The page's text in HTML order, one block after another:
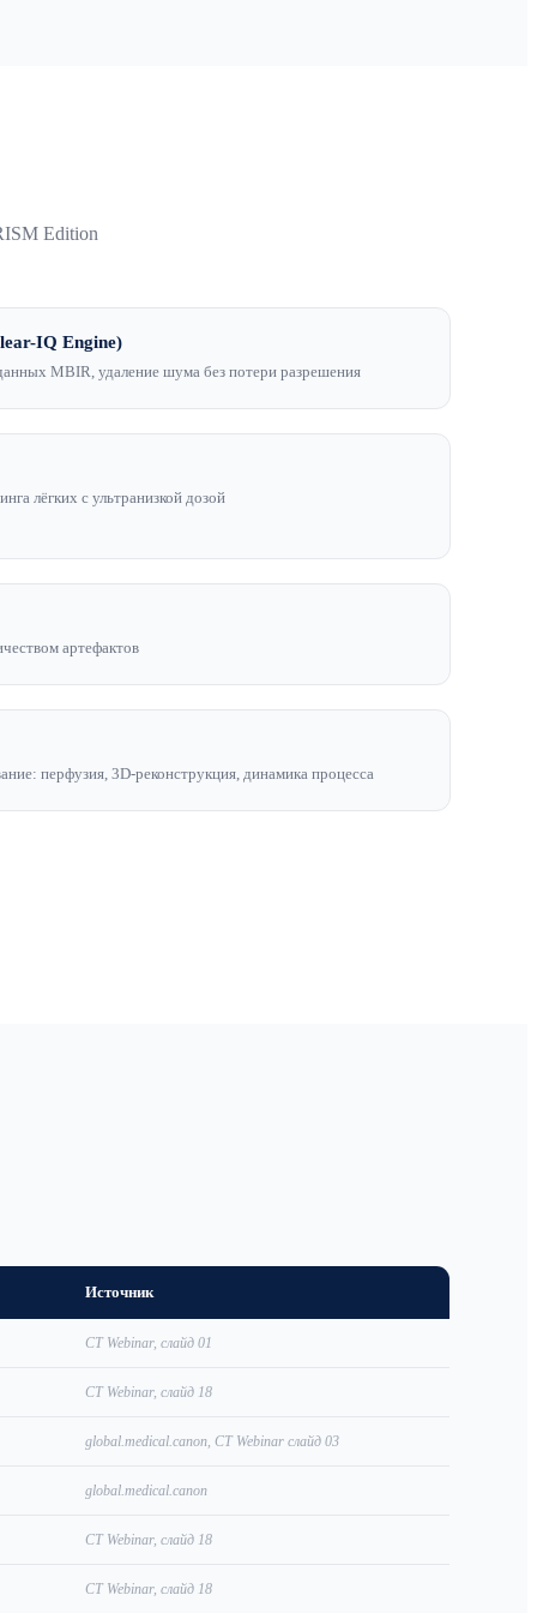
Edition
IQ Engine)
MBIR, удаление шума без потери разрешения
лёгких с ультранизкой дозой
артефактов
перфузия, 3D-реконструкция, динамика процесса
Источник
CT Webinar, слайд 01
CT Webinar, слайд 18
global.medical.canon, CT Webinar слайд 03
global.medical.canon
CT Webinar, слайд 18
CT Webinar, слайд 18